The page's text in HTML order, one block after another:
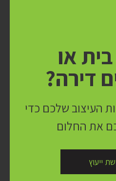
או
דירה?
העיצוב שלכם כדי
את החלום
ייעוץ